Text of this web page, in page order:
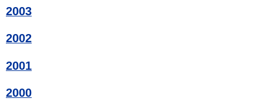
2003
2002
2001
2000